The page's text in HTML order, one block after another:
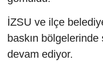
İZSU ve ilçe
baskın bölgelerinde
devam ediyor.